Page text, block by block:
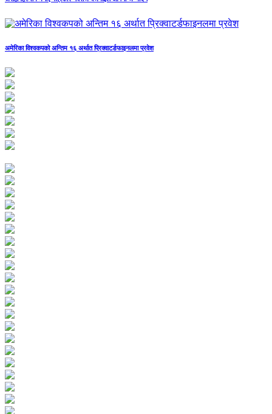
अमेरिका विश्वकपको अन्तिम १६ अर्थात प्रिक्वाटर्डफाइनलमा प्रवेश